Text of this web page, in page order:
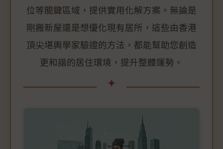
位等關鍵區域，提供實用化解方案。無論是
剛搬新屋還是想優化現有居所，這些由香港
頂尖堪輿學家驗證的方法，都能幫助您創造
更和諧的居住環境，提升整體運勢。